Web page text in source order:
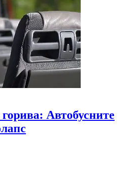
Автобусните